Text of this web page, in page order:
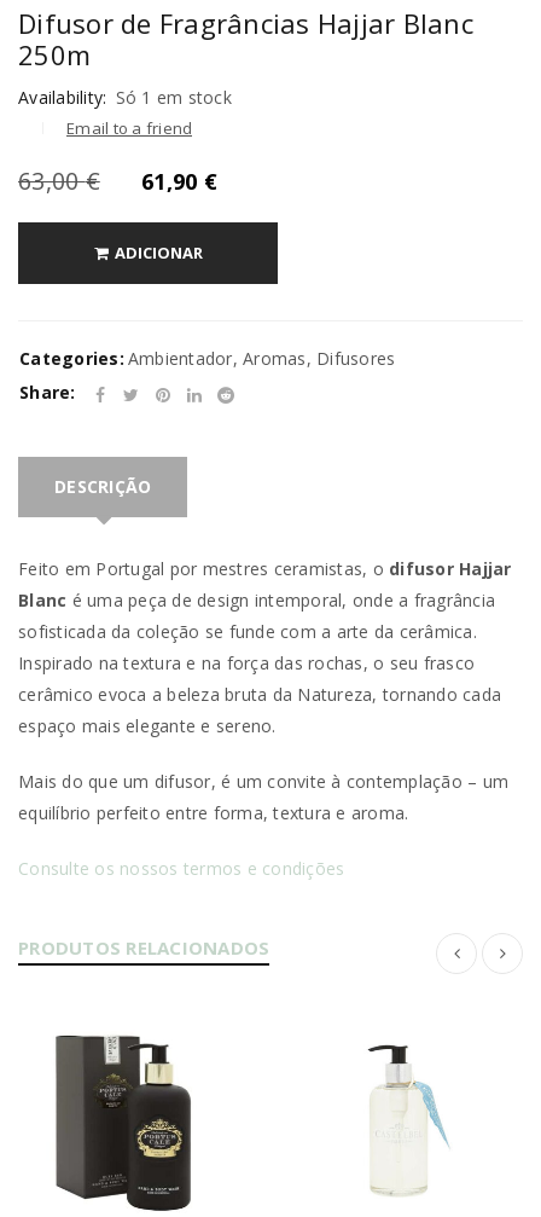
Difusor de Fragrâncias Hajjar Blanc
250m
Availability: Só 1 em stock
Email to a friend
63,00€ 61,90 €
ADICIONAR
Categories: Ambientador, Aromas, Difusores
Share:
DESCRIÇÃO
Feito em Portugal por mestres ceramistas, o difusor Hajjar
Blanc é uma peça de design intemporal, onde a fragrância
sofisticada da coleção se funde com a arte da cerâmica.
Inspirado na textura e na força das rochas, o seu frasco
cerâmico evoca a beleza bruta da Natureza, tornando cada
espaço mais elegante e sereno.
Mais do que um difusor, é um convite à contemplação – um
equilíbrio perfeito entre forma, textura e aroma.
Consulte os nossos termos e condições
PRODUTOS RELACIONADOS